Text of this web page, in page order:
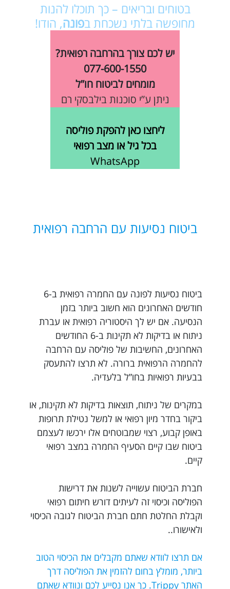
בטוחים ובריאים – כך תוכלו להנות
מחופשה בלתי נשכחת בפונה, הודו!
יש לכם צורך בהרחבה רפואית?
077-600-1550
מומחים לביטוח חו”ל
ניתן ע”י סוכנות בילבסקי רם
ליחצו כאן להפקת פוליסה
בכל גיל או מצב רפואי
WhatsApp
ביטוח נסיעות עם הרחבה רפואית
ביטוח נסיעות לפונה עם החמרה רפואית ב-6
חודשים האחרונים הוא חשוב ביותר בזמן
הנסיעה. אם יש לך היסטוריה רפואית או עברת
ניתוח או בדיקות לא תקינות ב-6 החודשים
האחרונים, החשיבות של פוליסה עם הרחבה
להחמרה הרפואית ברורה. לא תרצו להתעסק
בבעיות רפואיות בחו”ל בלעדיה.
במקרים של ניתוח, תוצאות בדיקות לא תקינות, או
ביקור בחדר מיון רפואי או למשל נטילת תרופות
באופן קבוע, רצוי שמבוטחים אלו ירכשו לעצמם
ביטוח שבו קיים הסעיף החמרה במצב רפואי
קיים.
חברת הביטוח עשוייה לשנות את דרישות
הפוליסה וכיסוי זה לעיתים דורש חיתום רפואי
וקבלת החלטת חתם חברת הביטוח לגובה הכיסוי
ולאישורו..
אם תרצו לוודא שאתם מקבלים את הכיסוי הטוב
ביותר, מומלץ בחום להזמין את הפוליסה דרך
האתר Trippy. כך אנו נסייע לכם ונוודא שאתם